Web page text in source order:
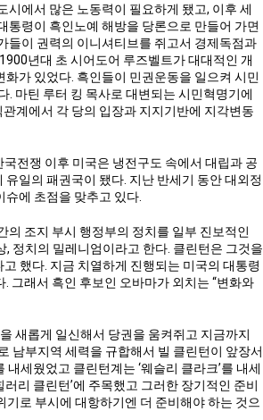
에서 많은 노동력이 필요하게 됐고, 이후 세
통령이 흑인노예 해방을 당론으로 만들어 가면
들이 권력의 이니셔티브를 쥐고서 경제독점과
년대 초 시어도어 루즈벨트가 대대적인 개
가 있었다. 흑인들이 민권운동을 일으켜 시민
마틴 루터 킹 목사로 대변되는 시민혁명기에
계에서 각 당의 입장과 지지기반에 지각변동
전쟁 이후 미국은 냉전구도 속에서 대립과 공
일의 패권국이 됐다. 지난 반세기 동안 대외정
에 초점을 맞추고 있다.
의 조지 부시 행정부의 정치를 일부 진보적인
정치의 밀레니엄이라고 한다. 클린턴은 그것을
했다. 지금 치열하게 진행되는 미국의 대통령
그래서 흑인 후보인 오바마가 외치는 “변화와
새롭게 일신해서 당권을 움켜쥐고 지금까지
남부지역 세력을 규합해서 빌 클린턴이 앞장서
세웠었고 클린턴계는 ‘웨슬리 클라크’를 내세
리 클린턴’에 주목했고 그러한 장기적인 준비
로 부시에 대항하기엔 더 준비해야 하는 것으